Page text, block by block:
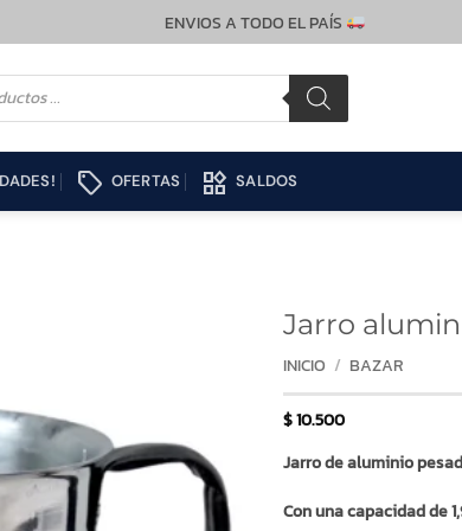
ENVIOS A TODO EL PAÍS
local_offer OFERTAS widgets SALDOS
Jarro
INICIO / BAZAR
$10.500
Jarro de aluminio
Con una capacidad de